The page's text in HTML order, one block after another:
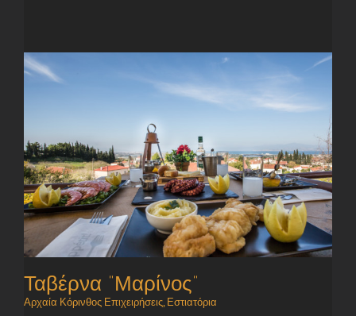
Ταβέρνα ”Μαρίνος”
Αρχαία Κόρινθος Επιχειρήσεις, Εστιατόρια